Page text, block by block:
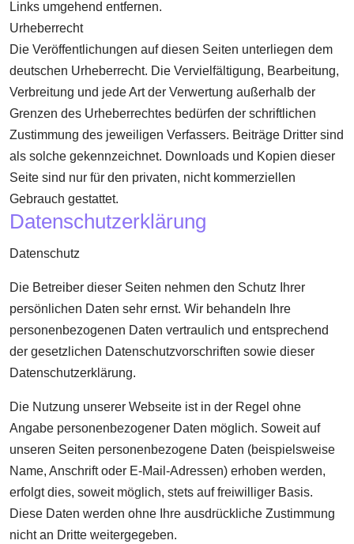
Links umgehend entfernen.
Urheberrecht
Die Veröffentlichungen auf diesen Seiten unterliegen dem
deutschen Urheberrecht. Die Vervielfältigung, Bearbeitung,
Verbreitung und jede Art der Verwertung außerhalb der
Grenzen des Urheberrechtes bedürfen der schriftlichen
Zustimmung des jeweiligen Verfassers. Beiträge Dritter sind
als solche gekennzeichnet. Downloads und Kopien dieser
Seite sind nur für den privaten, nicht kommerziellen
Gebrauch gestattet.
Datenschutzerklärung
Datenschutz
Die Betreiber dieser Seiten nehmen den Schutz Ihrer
persönlichen Daten sehr ernst. Wir behandeln Ihre
personenbezogenen Daten vertraulich und entsprechend
der gesetzlichen Datenschutzvorschriften sowie dieser
Datenschutzerklärung.
Die Nutzung unserer Webseite ist in der Regel ohne
Angabe personenbezogener Daten möglich. Soweit auf
unseren Seiten personenbezogene Daten (beispielsweise
Name, Anschrift oder E-Mail-Adressen) erhoben werden,
erfolgt dies, soweit möglich, stets auf freiwilliger Basis.
Diese Daten werden ohne Ihre ausdrückliche Zustimmung
nicht an Dritte weitergegeben.